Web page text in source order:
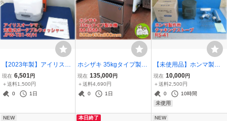
【2023年製】アイリスオ
ーヤマ 充電式ポータブル
ウォッシャー JPW-T81-
W/H タンク容量8L 吐水圧
現在 6,501円
＋送料1,500円
0
1日
ホシザキ 35kgタイプ製氷
機 IM-35M-1 500x450x80
0mm キューブアイス セル
方式 アンダーカウンター
現在 135,000円
＋送料4,690円
0
1日
【未使用品】ホンマ製作
所 クッキングストーブ R
S-41 屋外専用 煙突径100
mm 薪投入口W290xH285
mm 釜戸 時計型 HONMA
現在 10,000円
＋送料2,500円
0
10時間
未使用
NEW 本日終了 NEW